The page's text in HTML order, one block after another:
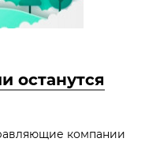
останутся
компании